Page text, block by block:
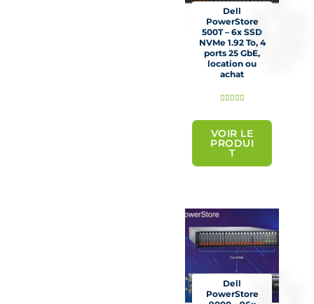
Dell
PowerStore
500T – 6x SSD
NVMe 1.92 To, 4
ports 25 GbE,
location ou
achat
N
é
5
VOIR LE
PRODUI
T
Dell
PowerStore